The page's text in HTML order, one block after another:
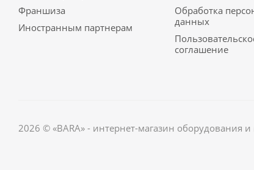
Франшиза
Иностранным партнерам
Обработка
данных
соглашение
2026 © «BARA» - интернет-магазин оборудования